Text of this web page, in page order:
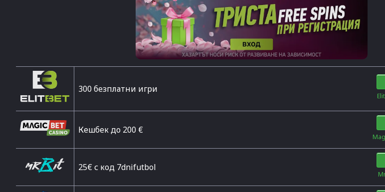
300 безплатни игри
Кешбек до 200 €
25€ с код 7dnifutbol